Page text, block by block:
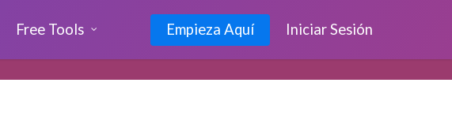
Free Tools Empieza Aquí Iniciar Sesión